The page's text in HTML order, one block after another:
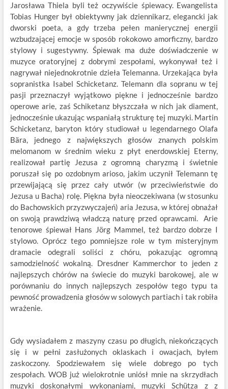
Jarosława Thiela byli też oczywiście śpiewacy. Ewangelista
Tobias Hunger był obiektywny jak dziennikarz, elegancki jak
dworski poeta, a gdy trzeba pełen manierycznej energii
wzbudzającej emocje w sposób rokokowo amorficzny, bardzo
stylowy i sugestywny. Śpiewak ma duże doświadczenie w
muzyce oratoryjnej z dobrymi zespołami, wykonywał też i
nagrywał niejednokrotnie dzieła Telemanna. Urzekająca była
sopranistka Isabel Schicketanz. Telemann dla sopranu w tej
pasji przeznaczył wyjątkowo piękne i jednocześnie bardzo
operowe arie, zaś Schiketanz błyszczała w nich jak diament,
jednocześnie ukazując wspaniałą strukturę tej muzyki. Martin
Schicketanz, baryton który studiował u legendarnego Olafa
Bära, jednego z największych głosów znanych polskim
melomanom w średnim wieku z płyt enerdowskiej Eterny,
realizował partię Jezusa z ogromną charyzmą i świetnie
poruszał się po ozdobnym arioso, jakim uczynił Telemann tę
przewijającą się przez cały utwór (w przeciwieństwie do
Jezusa u Bacha) rolę. Piękna była nieoczekiwana (w stosunku
do Bachowskich przyzwyczajeń) aria Jezusa, w której obnażał
on swoją prawdziwą władczą naturę przed oprawcami. Arie
tenorowe śpiewał Hans Jörg Mammel, też bardzo dobrze I
stylowo. Oprócz tego pomniejsze role w tym misteryjnym
dramacie odegrali soliści z chóru, pokazując ogromną
samodzielność wokalną. Dresdner Kammerchor to jeden z
najlepszych chórów na świecie do muzyki barokowej, ale w
porównaniu do innych najlepszych zespołów tego typu ta
pewność prowadzenia głosów w solowych partiach i tak robiła
wrażenie.
Gdy wysiadałem z maszyny czasu po długich, niekończących
się i w pełni zasłużonych oklaskach i owacjach, byłem
zaskoczony. Spodziewałem się wiele dobrego po tych
zespołach. WOB już wielokrotnie uniósł mnie na skrzydłach
muzyki doskonałymi wykonaniami, muzyki Schütza z z